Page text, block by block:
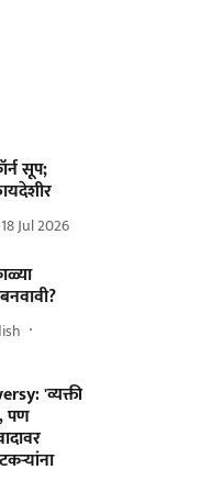
सूप;
18 Jul 2026
'व्यक्ती
पण